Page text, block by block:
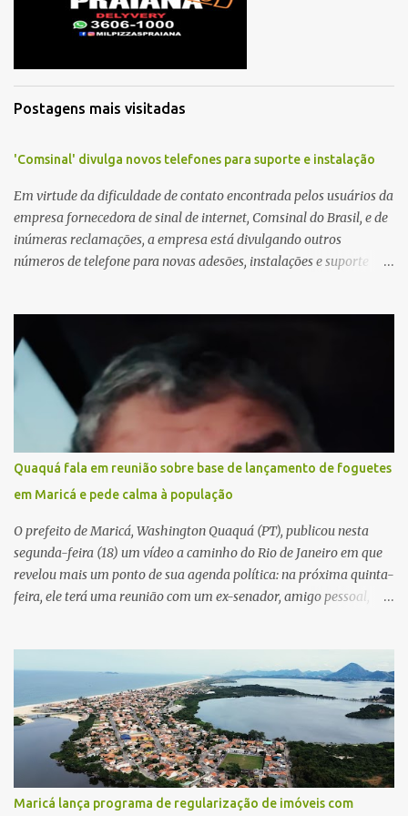
s
Postagens mais visitadas
'Comsinal' divulga novos telefones para suporte e instalação
Em virtude da dificuldade de contato encontrada pelos usuários da
empresa fornecedora de sinal de internet, Comsinal do Brasil, e de
inúmeras reclamações, a empresa está divulgando outros
números de telefone para novas adesões, instalações e suporte
Quaquá fala em reunião sobre base de lançamento de foguetes
em Maricá e pede calma à população
O prefeito de Maricá, Washington Quaquá (PT), publicou nesta
segunda-feira (18) um vídeo a caminho do Rio de Janeiro em que
revelou mais um ponto de sua agenda política: na próxima quinta-
feira, ele terá uma reunião com um ex-senador, amigo pessoal,
atenção pela ousadia do projeto, que colocaria Maricá em um
novo patamar de visibilidade tecnológica e estratégica. Segundo
Quaquá, a conversa será o início de um debate maior sobre a
viabilidade dessa estrutura na cidade. Durante o vídeo, o prefeito
também respondeu às críticas que vem recebendo. Segundo ele,
muitas pessoas estão dizendo que promete muito, mas não estaria
entregando resultados imediatos. Quaquá pediu paciência e
Maricá lança programa de regularização de imóveis com